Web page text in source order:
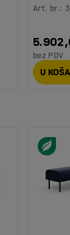
Art. br.:
bez PDV
U